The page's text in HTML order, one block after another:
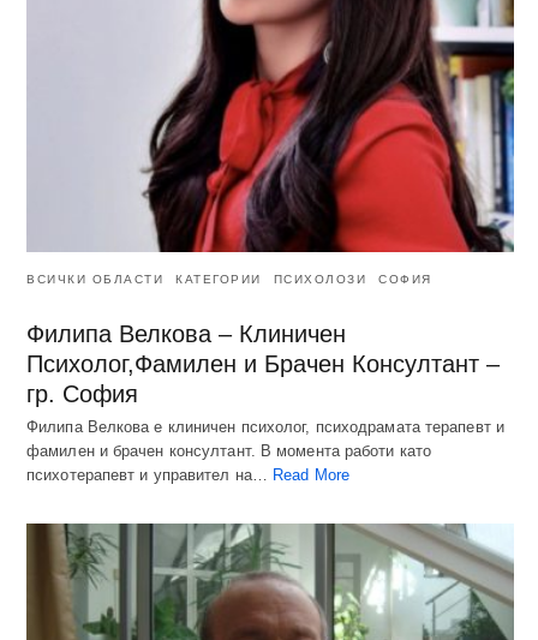
ВСИЧКИ ОБЛАСТИ КАТЕГОРИИ ПСИХОЛОЗИ СОФИЯ
Филипа Велкова – Клиничен
Психолог,Фамилен и Брачен Консултант –
гр. София
Филипа Велкова е клиничен психолог, психодрамата терапевт и
фамилен и брачен консултант. В момента работи като
психотерапевт и управител на…
Read More